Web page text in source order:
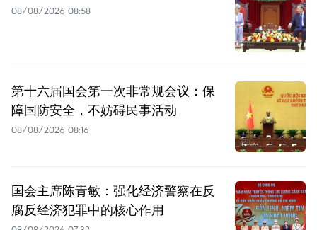
08/08/2026 08:58
第十六届国会第一次非常规会议：保
障国防安全，不妨碍民事活动
08/08/2026 08:16
国会主席陈青敏：强化经济警察在反
腐反经济犯罪中的核心作用